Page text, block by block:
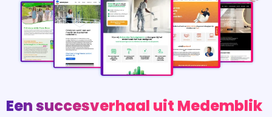
Een succesverhaal uit Medemblik